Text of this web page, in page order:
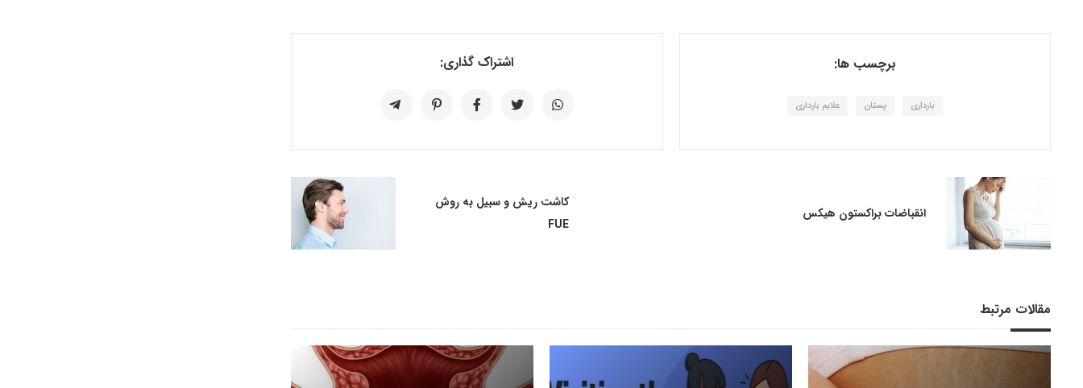
برچسب ها:
بارداری پستان علایم بارداری
اشتراک گذاری:
انقباضات براکستون هیکس
کاشت ریش و سبیل به روش
FUE
مقالات مرتبط